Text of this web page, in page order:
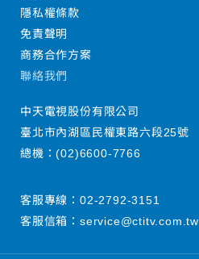
隱私權條款
免責聲明
商務合作方案
聯絡我們
中天電視股份有限公司
臺北市內湖區民權東路六段25號
總機：(02)6600-7766
客服專線： 02-2792-3151
客服信箱： service@ctitv.com.tw